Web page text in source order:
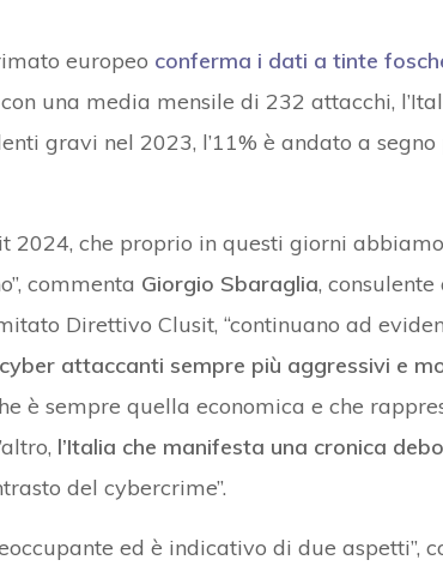
europeo conferma i dati a tinte
con una media mensile di 232 attacchi,
gravi nel 2023, l’11% è andato a
2024, che proprio in questi giorni
commenta Giorgio Sbaraglia,
Direttivo Clusit, “continuano ad
cyber attaccanti sempre più aggressivi e
è sempre quella economica e che
l’Italia che manifesta una cronica
del cybercrime”.
ed è indicativo di due aspetti”,